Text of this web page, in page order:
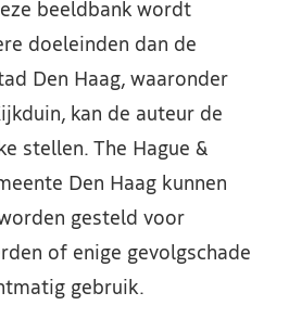
beeldbank wordt
doeleinden dan de
Den Haag, waaronder
kan de auteur de
stellen. The Hague &
Den Haag kunnen
gesteld voor
of enige gevolgschade
gebruik.